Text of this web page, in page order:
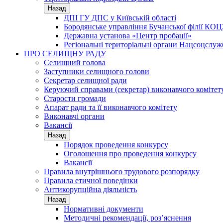
Назад
ДПІ ГУ ДПС у Київській області
Бородянське управління Бучанської філії
Державна установа «Центр пробації»
Регіональні територіальні органи
ПРО СЕЛИЩНУ РАДУ
Селищний голова
Заступники селищного голови
Секретар селищної ради
Керуючий справами (секретар) виконавчого
Старости громади
Апарат ради та її виконавчого комітету
Виконавчі органи
Вакансії
Назад
Порядок проведення конкурсу
Оголошення про проведення конкурсу
Вакансії
Правила внутрішнього трудового розпорядку
Правила етичної поведінки
Антикорупційна діяльність
Назад
Нормативні документи
Методичні рекомендації, роз’яснення